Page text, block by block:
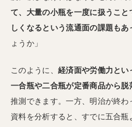
て、大量の小瓶を一度に扱うこ
しくなるという流通面の課題もあ
ょうか」
このように、 経済面や労働力とい
一合瓶や二合瓶が定番商品から脱
推測できます。一方、明治が終わ
資料を分析すると、すでに五合瓶